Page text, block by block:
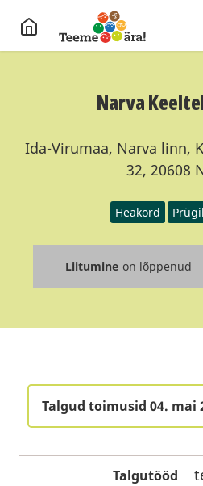
Narva
Ida-Virumaa, Narva linn,
32, 20608
Heakord
Liitumine on lõppenud
Talgud toimusid 04. mai
Talgutööd